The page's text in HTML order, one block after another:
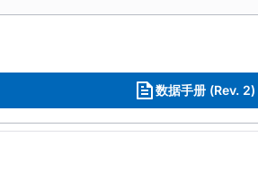
数据手册 (Rev. 2)